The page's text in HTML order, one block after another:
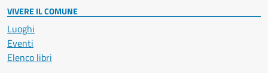
VIVERE IL COMUNE
Luoghi
Eventi
Elenco libri